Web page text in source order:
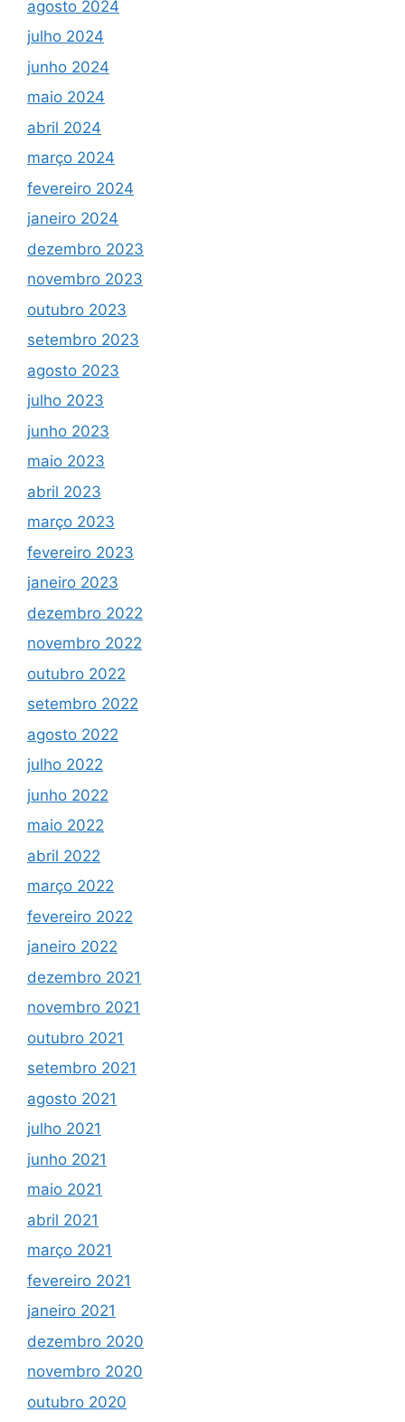
agosto 2024
julho 2024
junho 2024
maio 2024
abril 2024
março 2024
fevereiro 2024
janeiro 2024
dezembro 2023
novembro 2023
outubro 2023
setembro 2023
agosto 2023
julho 2023
junho 2023
maio 2023
abril 2023
março 2023
fevereiro 2023
janeiro 2023
dezembro 2022
novembro 2022
outubro 2022
setembro 2022
agosto 2022
julho 2022
junho 2022
maio 2022
abril 2022
março 2022
fevereiro 2022
janeiro 2022
dezembro 2021
novembro 2021
outubro 2021
setembro 2021
agosto 2021
julho 2021
junho 2021
maio 2021
abril 2021
março 2021
fevereiro 2021
janeiro 2021
dezembro 2020
novembro 2020
outubro 2020